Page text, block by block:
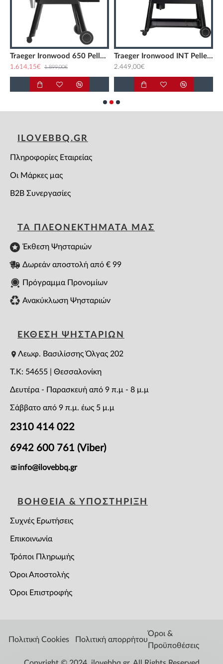
Traeger Ironwood 650 Pellet Grill
1.614,15€ 1.899,00€
Traeger Ironwood INT Pellet Grill
2.449,00€
ILOVEBBQ.GR
Πληροφορίες Εταιρείας
Οι Μάρκες μας
B2B Συνεργασίες
ΤΑ ΠΛΕΟΝΕΚΤΗΜΑΤΑ ΜΑΣ
Έκθεση Ψησταριών
Δωρεάν αποστολή από € 99
Πρόγραμμα Προνομίων
Ανακύκλωση Ψησταριών
ΕΚΘΕΣΗ ΨΗΣΤΑΡΙΩΝ
Λεωφ. Βασιλίσσης Όλγας 202
T.K: 54655 | Θεσσαλονίκη
Δευτέρα - Παρασκευή από 9 π.μ - 8 μ.μ
Σάββατο από 9 π.μ. έως 5 μ.μ
2310 414 022
6942 600 761 (Viber)
info@ilovebbq.gr
ΒΟΗΘΕΙΑ & ΥΠΟΣΤΗΡΙΞΗ
Συχνές Ερωτήσεις
Επικοινωνία
Τρόποι Πληρωμής
Όροι Αποστολής
Όροι Επιστροφής
Πολιτική Cookies Πολιτική απορρήτου
Όροι &
Προϋποθέσεις